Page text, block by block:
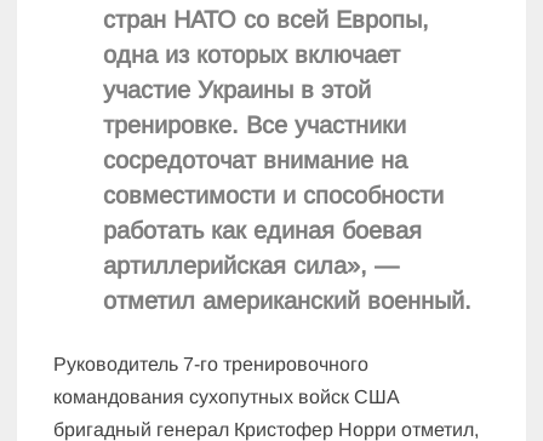
стран НАТО со всей Европы,
одна из которых включает
участие Украины в этой
тренировке. Все участники
сосредоточат внимание на
совместимости и способности
работать как единая боевая
артиллерийская сила», —
отметил американский военный.
Руководитель 7-го тренировочного
командования сухопутных войск США
бригадный генерал Кристофер Норри отметил,